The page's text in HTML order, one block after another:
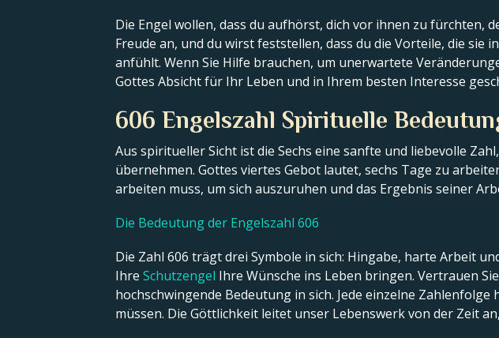
Die Engel wollen, dass du aufhörst, dich vor ihnen zu fürchten,
Freude an, und du wirst feststellen, dass du die Vorteile, die
anfühlt. Wenn Sie Hilfe brauchen, um unerwartete
Gottes Absicht für Ihr Leben und in Ihrem besten Interesse
606 Engelszahl Spirituelle
Aus spiritueller Sicht ist die Sechs eine sanfte und liebevolle
übernehmen. Gottes viertes Gebot lautet, sechs Tage zu
arbeiten muss, um sich auszuruhen und das Ergebnis seiner
Die Bedeutung der Engelszahl 606
Die Zahl 606 trägt drei Symbole in sich: Hingabe, harte Arbeit
Ihre Schutzengel Ihre Wünsche ins Leben bringen. Vertrauen
hochschwingende Bedeutung in sich. Jede einzelne
müssen. Die Göttlichkeit leitet unser Lebenswerk von der Zeit